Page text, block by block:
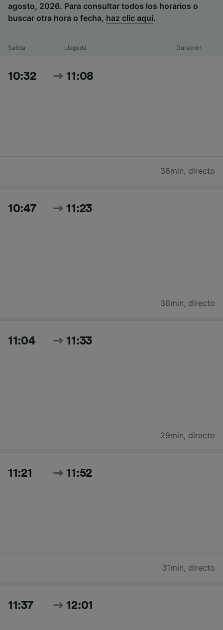
agosto, 2026. Para consultar todos los horarios o
buscar otra hora o fecha, haz clic aquí.
Salida Llegada Duración
10:32 11:08
36min, directo
10:47 11:23
36min, directo
11:04 11:33
29min, directo
11:21 11:52
31min, directo
11:37 12:01